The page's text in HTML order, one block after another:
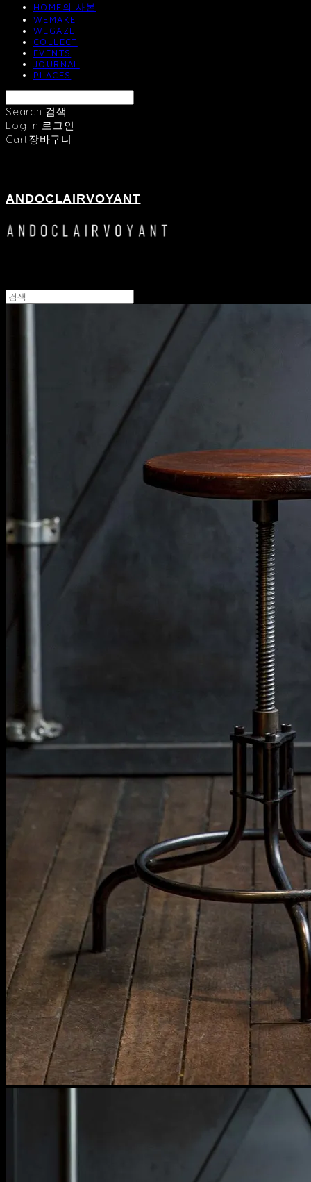
HOME의 사본
WEMAKE
WEGAZE
COLLECT
EVENTS
JOURNAL
PLACES
Search 검색
Log In 로그인
Cart장바구니
ANDOCLAIRVOYANT